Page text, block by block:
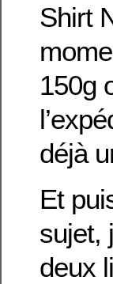
Shirt
150g
déjà
Et
sujet,
deux